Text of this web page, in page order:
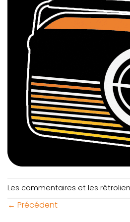
Les commentaires et les
← Précédent